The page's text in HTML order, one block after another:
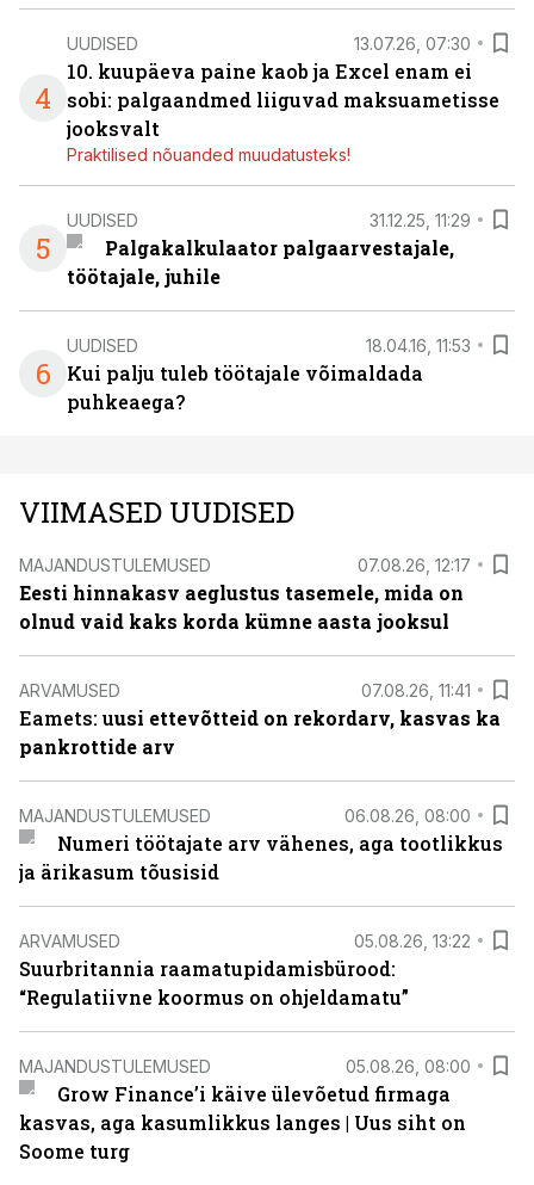
4
UUDISED 13.07.26, 07:30
10. kuupäeva paine kaob ja Excel enam ei
sobi: palgaandmed liiguvad maksuametisse
jooksvalt
Praktilised nõuanded muudatusteks!
5
UUDISED 31.12.25, 11:29
Palgakalkulaator palgaarvestajale,
töötajale, juhile
6
UUDISED 18.04.16, 11:53
Kui palju tuleb töötajale võimaldada
puhkeaega?
VIIMASED UUDISED
MAJANDUSTULEMUSED 07.08.26, 12:17
Eesti hinnakasv aeglustus tasemele, mida on
olnud vaid kaks korda kümne aasta jooksul
ARVAMUSED 07.08.26, 11:41
Eamets: uusi ettevõtteid on rekordarv, kasvas ka
pankrottide arv
MAJANDUSTULEMUSED 06.08.26, 08:00
Numeri töötajate arv vähenes, aga tootlikkus
ja ärikasum tõusisid
ARVAMUSED 05.08.26, 13:22
Suurbritannia raamatupidamisbürood:
“Regulatiivne koormus on ohjeldamatu”
MAJANDUSTULEMUSED 05.08.26, 08:00
Grow Finance’i käive ülevõetud firmaga
kasvas, aga kasumlikkus langes | Uus siht on
Soome turg